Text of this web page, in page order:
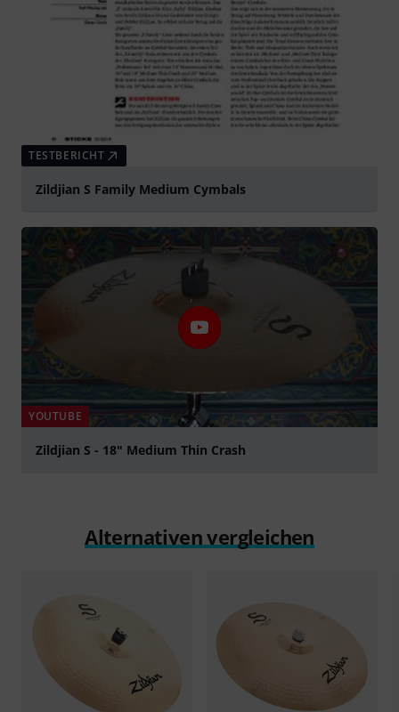
TESTBERICHT
Zildjian S Family Medium Cymbals
YOUTUBE
Zildjian S - 18" Medium Thin Crash
Alternativen vergleichen